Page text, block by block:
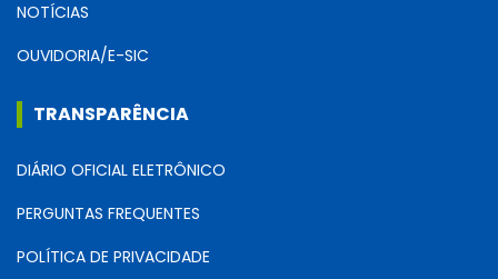
NOTÍCIAS
OUVIDORIA/E-SIC
TRANSPARÊNCIA
DIÁRIO OFICIAL ELETRÔNICO
PERGUNTAS FREQUENTES
POLÍTICA DE PRIVACIDADE